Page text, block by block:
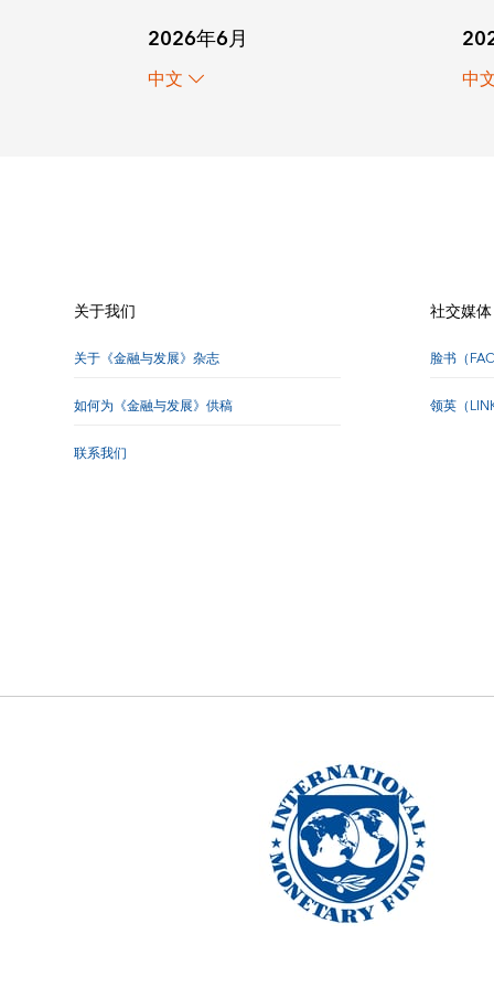
2026年6月
中文 中
关于我们
关于《金融与发展》杂志
如何为《金融与发展》供稿
联系我们
社交媒体
脸书（
领英（